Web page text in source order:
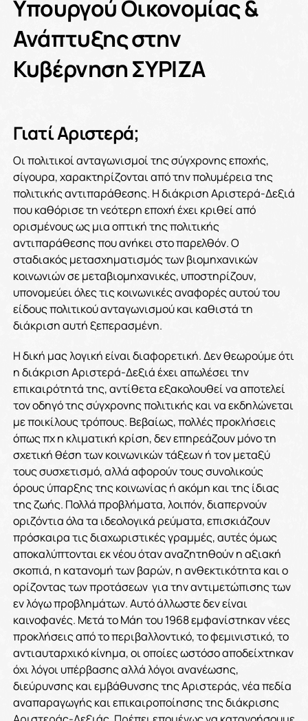
Υπουργού Οικονομίας &
Ανάπτυξης στην
Κυβέρνηση ΣΥΡΙΖΑ
Γιατί Αριστερά;
Οι πολιτικοί ανταγωνισμοί της σύγχρονης εποχής,
σίγουρα, χαρακτηρίζονται από την πολυμέρεια της
πολιτικής αντιπαράθεσης. Η διάκριση Αριστερά-Δεξιά
που καθόρισε τη νεότερη εποχή έχει κριθεί από
ορισμένους ως μια οπτική της πολιτικής
αντιπαράθεσης που ανήκει στο παρελθόν. Ο
σταδιακός μετασχηματισμός των βιομηχανικών
κοινωνιών σε μεταβιομηχανικές, υποστηρίζουν,
υπονομεύει όλες τις κοινωνικές αναφορές αυτού του
είδους πολιτικού ανταγωνισμού και καθιστά τη
διάκριση αυτή ξεπερασμένη.
Η δική μας λογική είναι διαφορετική. Δεν θεωρούμε ότι
η διάκριση Αριστερά-Δεξιά έχει απωλέσει την
επικαιρότητά της, αντίθετα εξακολουθεί να αποτελεί
τον οδηγό της σύγχρονης πολιτικής και να εκδηλώνεται
με ποικίλους τρόπους. Βεβαίως, πολλές προκλήσεις
όπως πχ η κλιματική κρίση, δεν επηρεάζουν μόνο τη
σχετική θέση των κοινωνικών τάξεων ή τον μεταξύ
τους συσχετισμό, αλλά αφορούν τους συνολικούς
όρους ύπαρξης της κοινωνίας ή ακόμη και της ίδιας
της ζωής. Πολλά προβλήματα, λοιπόν, διαπερνούν
οριζόντια όλα τα ιδεολογικά ρεύματα, επισκιάζουν
πρόσκαιρα τις διαχωριστικές γραμμές, αυτές όμως
αποκαλύπτονται εκ νέου όταν αναζητηθούν η αξιακή
σκοπιά, η κατανομή των βαρών, η ανθεκτικότητα και ο
ορίζοντας των προτάσεων για την αντιμετώπισης των
εν λόγω προβλημάτων. Αυτό άλλωστε δεν είναι
καινοφανές. Μετά το Μάη του 1968 εμφανίστηκαν νέες
προκλήσεις από το περιβαλλοντικό, το φεμινιστικό, το
αντιαυταρχικό κίνημα, οι οποίες ωστόσο αποδείχτηκαν
όχι λόγοι υπέρβασης αλλά λόγοι ανανέωσης,
διεύρυνσης και εμβάθυνσης της Αριστεράς, νέα πεδία
αναπαραγωγής και επικαιροποίησης της διάκρισης